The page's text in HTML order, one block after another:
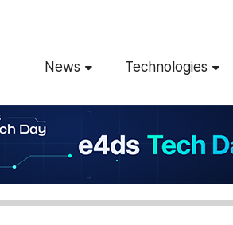
News Technologies